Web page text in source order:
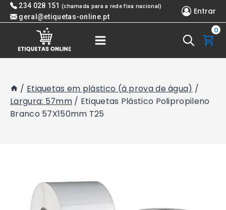
Skip 234 028 151 (chamada para a rede fixa nacional)
geral@etiquetas-online.pt
Entrar
0
/ Etiquetas em plástico (à prova de água) /
Largura: 57mm / Etiquetas Plástico Polipropileno
Branco 57X150mm T25